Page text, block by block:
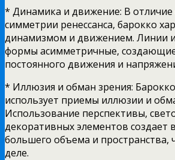
* Динамика и движение: В отличие
симметрии ренессанса, барокко
динамизмом и движением. Линии
формы асимметричные,
постоянного движения и
* Иллюзия и обман зрения:
использует приемы иллюзии и
Использование перспективы,
декоративных элементов создает
большего объема и пространства,
деле.